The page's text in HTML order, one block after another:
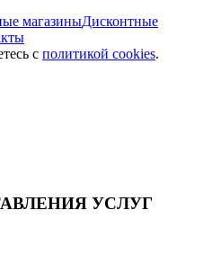
магазиныДисконтные
с политикой cookies.
УСЛУГ